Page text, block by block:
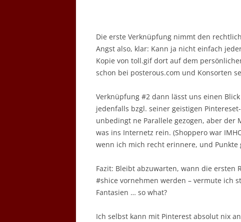
Die erste Verknüpfung nimmt den
Angst also, klar: Kann ja nicht einfach
Kopie von toll.gif dort auf dem
schon bei posterous.com und Konsorten
Verknüpfung #2 dann lässt uns einen
jedenfalls bzgl. seiner geistigen
unbedingt ne Parallele gezogen, aber der
was ins Internetz rein. (Shoppero war
wenn ich mich recht erinnere, und Punkte
Fazit: Bleibt abzuwarten, wann die
#shice vornehmen werden – vermute ich
Fantasien … so what?
Ich selbst kann mit Pinterest absolut nix